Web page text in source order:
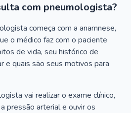
com pneumologista?
começa com a anamnese,
o médico faz com o paciente
de vida, seu histórico de
e quais são seus motivos para
vai realizar o exame clínico,
pressão arterial e ouvir os